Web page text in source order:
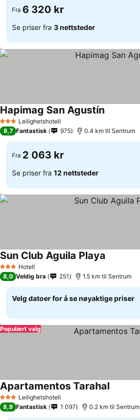
Fra 6 320 kr
Se priser fra 3 nettsteder
3 StjernerLeilighetshotell
Hapimag San Agustín
8,7 Fantastisk 975 0.4 km til Sentrum
Fra 2 063 kr
Se priser fra 12 nettsteder
3 StjernerHotell
Sun Club Aguila Playa
8,0 Veldig bra 251 1.5 km til Sentrum
Velg datoer for å se nøyaktige priser
Populært valg
3 StjernerLeilighetshotell
Apartamentos Tarahal
8,9 Fantastisk 1 097 0.2 km til Sentrum